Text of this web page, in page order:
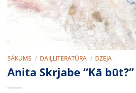
SĀKUMS / DAIĻLITERATŪRA / DZEJA
Anita Skrjabe “Kā būt?”